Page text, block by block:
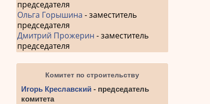
председателя
Ольга Горышина - заместитель
председателя
Дмитрий Прожерин - заместитель
председателя
Комитет по строительству
Игорь Креславский - председатель
комитета